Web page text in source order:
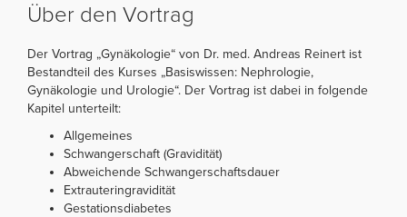
Über den Vortrag
Der Vortrag „Gynäkologie“ von Dr. med. Andreas Reinert ist
Bestandteil des Kurses „Basiswissen: Nephrologie,
Gynäkologie und Urologie“. Der Vortrag ist dabei in folgende
Kapitel unterteilt:
Allgemeines
Schwangerschaft (Gravidität)
Abweichende Schwangerschaftsdauer
Extrauteringravidität
Gestationsdiabetes